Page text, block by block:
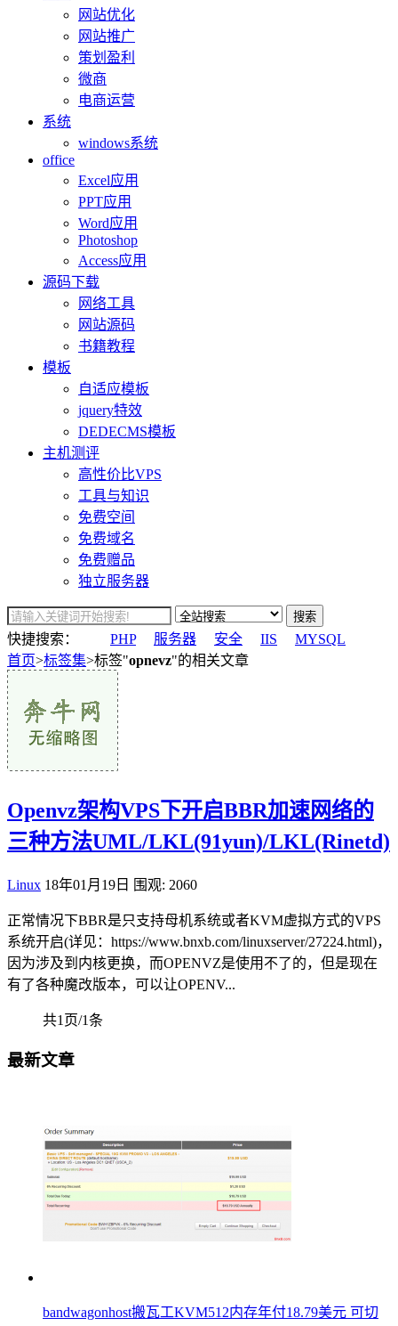
网站优化
网站推广
策划盈利
微商
电商运营
系统
windows系统
office
Excel应用
PPT应用
Word应用
Photoshop
Access应用
源码下载
网络工具
网站源码
书籍教程
模板
自适应模板
jquery特效
DEDECMS模板
主机测评
高性价比VPS
工具与知识
免费空间
免费域名
免费赠品
独立服务器
搜索
快捷搜索： PHP 服务器 安全 IIS
MYSQL
首页>标签集>标签"opnevz"的相关文章
Openvz架构VPS下开启BBR加速网络的
三种方法UML/LKL(91yun)/LKL(Rinetd)
Linux 18年01月19日 围观: 2060
正常情况下BBR是只支持母机系统或者KVM虚拟方式的VPS
系统开启(详见：https://www.bnxb.com/linuxserver/27224.html)，
因为涉及到内核更换，而OPENVZ是使用不了的，但是现在
有了各种魔改版本，可以让OPENV...
共1页/1条
最新文章
bandwagonhost搬瓦工KVM512内存年付18.79美元 可切